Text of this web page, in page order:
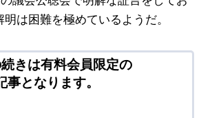
は困難を極めているようだ。
きは有料会員限定の
事となります。